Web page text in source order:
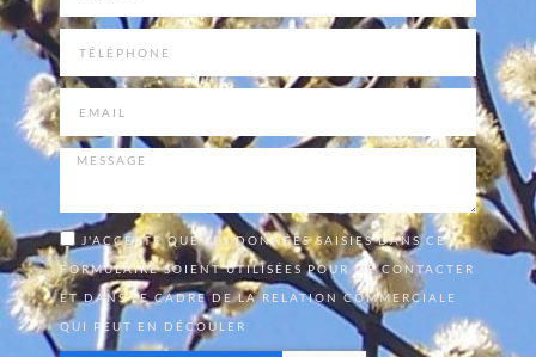
J'ACCEPTE QUE LES DONNÉES SAISIES DANS CE
FORMULAIRE SOIENT UTILISÉES POUR ME CONTACTER
ET DANS LE CADRE DE LA RELATION COMMERCIALE
QUI PEUT EN DÉCOULER